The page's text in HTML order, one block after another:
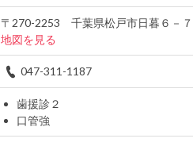
〒270-2253 千葉県松戸市日暮６－７
地図を見る
047-311-1187
歯援診２
口管強